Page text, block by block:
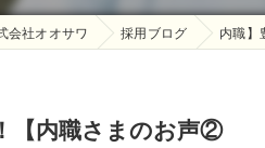
会社オオサワ 採用ブログ 内職】
【内職さまのお声②